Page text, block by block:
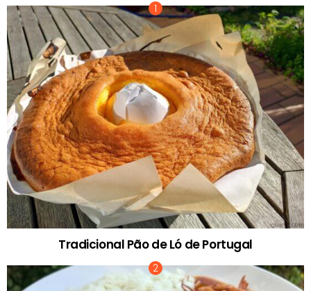
Tradicional Pão de Ló de Portugal